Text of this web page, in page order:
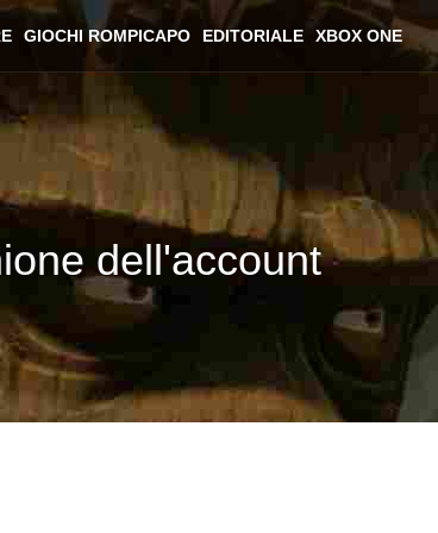
GIOCHI ROMPICAPO EDITORIALE XBOX ONE
dell'account